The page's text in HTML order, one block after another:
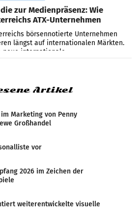
zur Medienpräsenz: Wie
ATX-Unternehmen
wahrgenommen
börsennotierte Unternehmen
längst auf internationalen Märkten.
neue internationale
untersucht die
Artikel
Marketing von Penny
Großhandel
vor
2026 im Zeichen der
weiterentwickelte visuelle